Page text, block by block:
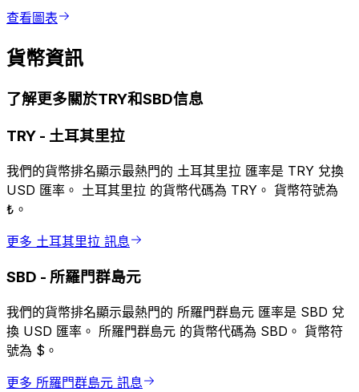
查看圖表
貨幣資訊
了解更多關於TRY和SBD信息
TRY - 土耳其里拉
我們的貨幣排名顯示最熱門的 土耳其里拉 匯率是 TRY 兌換
USD 匯率。 土耳其里拉 的貨幣代碼為 TRY。 貨幣符號為
₺。
更多 土耳其里拉 訊息
SBD - 所羅門群島元
我們的貨幣排名顯示最熱門的 所羅門群島元 匯率是 SBD 兌
換 USD 匯率。 所羅門群島元 的貨幣代碼為 SBD。 貨幣符
號為 $。
更多 所羅門群島元 訊息